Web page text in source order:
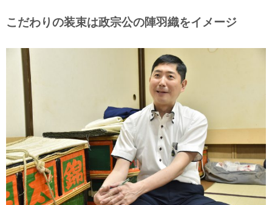
こだわりの装束は政宗公の陣羽織をイメージ